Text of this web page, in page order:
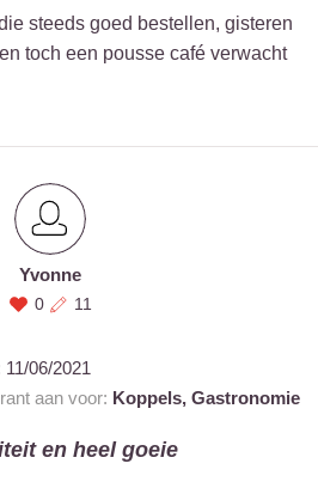
steeds goed bestellen, gisteren
toch een pousse café verwacht
Yvonne
0 11
11/06/2021
aan voor: Koppels, Gastronomie
en heel goeie